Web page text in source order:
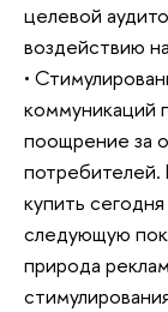
целевой
воздействию
•
коммуникаций
поощрение за
купить
следующую
природа